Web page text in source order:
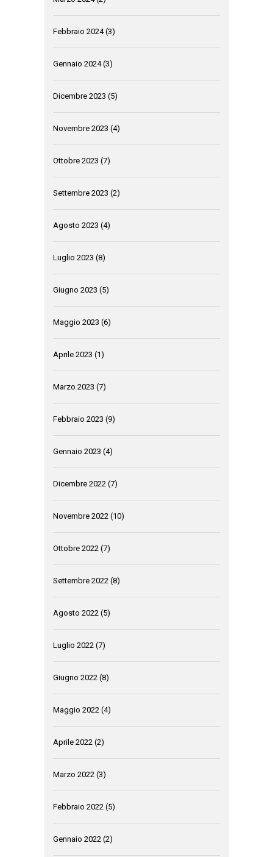
Febbraio 2024(3)
Gennaio 2024(3)
Dicembre 2023 (5)
Novembre 2023 (4)
Ottobre 2023 (7)
Settembre 2023 (2)
Agosto 2023 (4)
Luglio 2023 (8)
Giugno 2023 (5)
Maggio 2023 (6)
Aprile 2023 (1)
Marzo 2023 (7)
Febbraio 2023 (9)
Gennaio 2023 (4)
Dicembre 2022 (7)
Novembre 2022 (10)
Ottobre 2022 (7)
Settembre 2022 (8)
Agosto 2022 (5)
Luglio 2022 (7)
Giugno 2022 (8)
Maggio 2022 (4)
Aprile 2022 (2)
Marzo 2022 (3)
Febbraio 2022 (5)
Gennaio 2022 (2)